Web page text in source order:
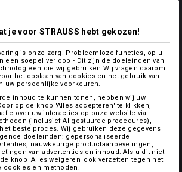
je voor STRAUSS hebt gekozen!
is onze zorg! Probleemloze functies, op u
een soepel verloop - Dit zijn de doeleinden van
die wij gebruiken.Wij vragen daarom
het opslaan van cookies en het gebruik van
uw persoonlijke voorkeuren.
inhoud te kunnen tonen, hebben wij uw
op de knop 'Alles accepteren' te klikken,
over uw interacties op onze website via
(inclusief AI-gestuurde procedures),
bestelproces. Wij gebruiken deze gegevens
doeleinden: gepersonaliseerde
nauwkeurige productaanbevelingen,
van advertenties en inhoud. Als u dit niet
knop 'Alles weigeren' ook verzetten tegen het
cookies en methoden.